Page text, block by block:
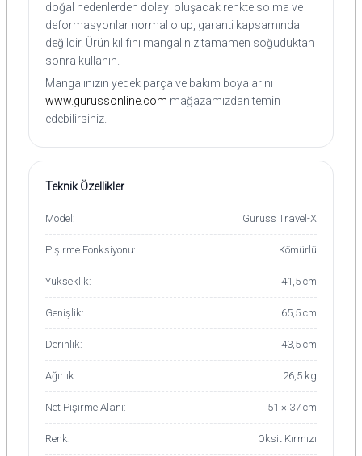
doğal nedenlerden dolayı oluşacak renkte solma ve
deformasyonlar normal olup, garanti kapsamında
değildir. Ürün kılıfını mangalınız tamamen soğuduktan
sonra kullanın.
Mangalınızın yedek parça ve bakım boyalarını
www.gurussonline.com mağazamızdan temin
edebilirsiniz.
Teknik Özellikler
Model: Guruss Travel-X
Pişirme Fonksiyonu: Kömürlü
Yükseklik: 41,5 cm
Genişlik: 65,5 cm
Derinlik: 43,5 cm
Ağırlık: 26,5 kg
Net Pişirme Alanı: 51 × 37 cm
Renk: Oksit Kırmızı